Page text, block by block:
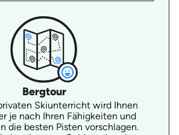
Bergtour
Skiunterricht wird Ihnen
je nach Ihren Fähigkeiten und
die besten Pisten vorschlagen.